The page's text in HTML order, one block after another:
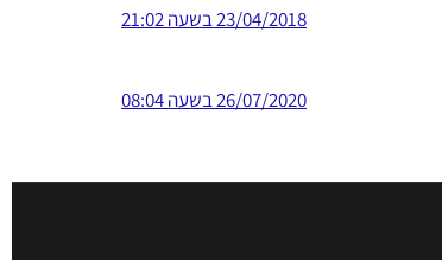
23/04/2018 בשעה 21:02
26/07/2020 בשעה 08:04